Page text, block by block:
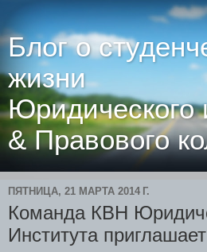
Блог о
жизни
Юридического
& Правового
ПЯТНИЦА, 21 МАРТА 2014 Г.
Команда КВН
Института